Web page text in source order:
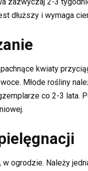
dłuższy i wymaga
kwiaty
Młode rośliny
co 2-3 lata.
ogrodzie. Należy